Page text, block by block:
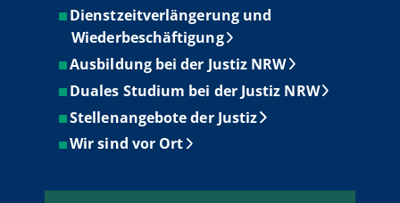
Dienstzeitverlängerung und
Wiederbeschäftigung
Ausbildung bei der Justiz NRW
Duales Studium bei der Justiz NRW
Stellenangebote der Justiz
Wir sind vor Ort